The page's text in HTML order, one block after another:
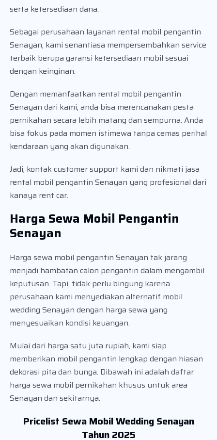
serta ketersediaan dana.
Sebagai perusahaan layanan rental mobil pengantin
Senayan, kami senantiasa mempersembahkan service
terbaik berupa garansi ketersediaan mobil sesuai
dengan keinginan.
Dengan memanfaatkan rental mobil pengantin
Senayan dari kami, anda bisa merencanakan pesta
pernikahan secara lebih matang dan sempurna. Anda
bisa fokus pada momen istimewa tanpa cemas perihal
kendaraan yang akan digunakan.
Jadi, kontak customer support kami dan nikmati jasa
rental mobil pengantin Senayan yang profesional dari
kanaya rent car.
Harga Sewa Mobil Pengantin
Senayan
Harga sewa mobil pengantin Senayan tak jarang
menjadi hambatan calon pengantin dalam mengambil
keputusan. Tapi, tidak perlu bingung karena
perusahaan kami menyediakan alternatif mobil
wedding Senayan dengan harga sewa yang
menyesuaikan kondisi keuangan.
Mulai dari harga satu juta rupiah, kami siap
memberikan mobil pengantin lengkap dengan hiasan
dekorasi pita dan bunga. Dibawah ini adalah daftar
harga sewa mobil pernikahan khusus untuk area
Senayan dan sekitarnya.
Pricelist Sewa Mobil Wedding Senayan
Tahun 2025